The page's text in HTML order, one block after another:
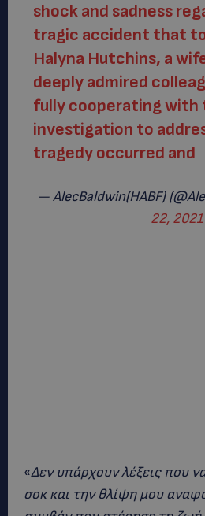
shock and sadness
tragic accident that
Halyna Hutchins, a
deeply admired
fully cooperating with
investigation to
tragedy occurred and
— AlecBaldwin(HABF)
22, 2021
«Δεν υπάρχουν λέξεις που
σοκ και την θλίψη μου